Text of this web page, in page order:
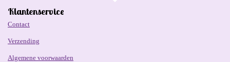
Klantenservice
Contact
Verzending
Algemene voorwaarden